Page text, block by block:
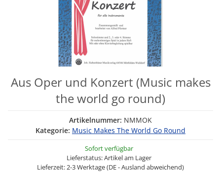
Aus Oper und Konzert (Music makes
the world go round)
Artikelnummer: NMMOK
Kategorie: Music Makes The World Go Round
Sofort verfügbar
Lieferstatus: Artikel am Lager
Lieferzeit: 2-3 Werktage (DE - Ausland abweichend)